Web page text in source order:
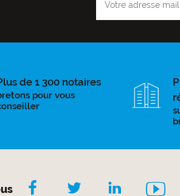
de 1 300 notaires
pour vous